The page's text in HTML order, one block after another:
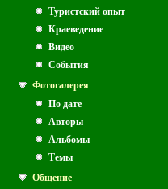
Туристский опыт
Краеведение
Видео
События
Фотогалерея
По дате
Авторы
Альбомы
Темы
Общение